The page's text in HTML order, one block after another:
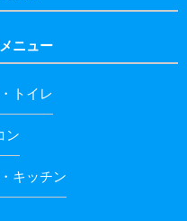
ニュー
トイレ
ン
キッチン